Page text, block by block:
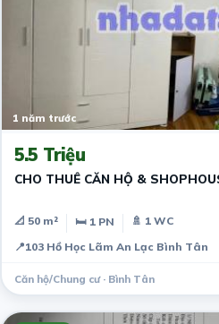
1 năm trước
5.5 Triệu
CHO THUÊ CĂN HỘ &
📐 50 m² 🛏 1 PN
🚿 1 WC
📍103 Hồ Học Lãm An Lạc Bình Tân
Căn hộ/Chung cư · Bình Tân